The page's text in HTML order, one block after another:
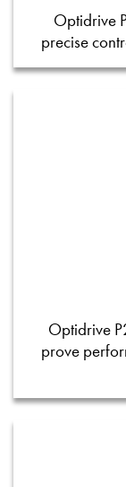
Optidrive
precise
Optidrive
prove